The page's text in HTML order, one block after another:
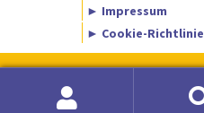
► Impressum
► Cookie-Richtlinie